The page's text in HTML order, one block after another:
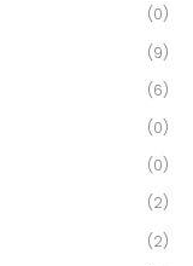
(0)
(9)
(6)
(0)
(0)
(2)
(2)